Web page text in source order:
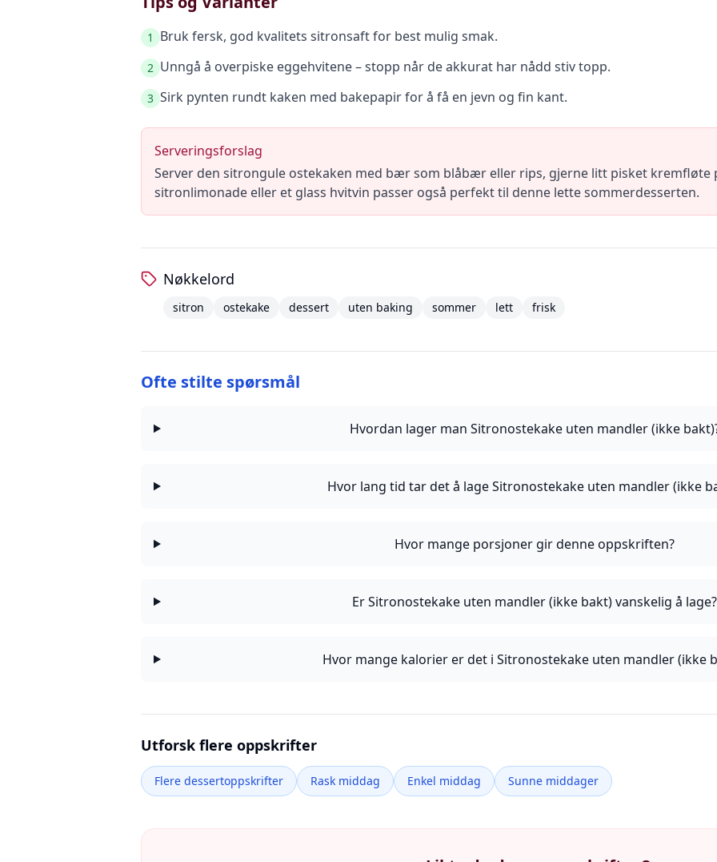
1 Bruk fersk, god kvalitets sitronsaft for best mulig smak.
2 Unngå å overpiske eggehvitene – stopp når de akkurat har nådd stiv topp.
3 Sirk pynten rundt kaken med bakepapir for å få en jevn og fin kant.
Serveringsforslag
Server den sitrongule ostekaken med bær som blåbær eller rips, gjerne litt pisket kremfløte
sitronlimonade eller et glass hvitvin passer også perfekt til denne lette sommerdesserten.
Nøkkelord
sitron ostekake dessert uten baking sommer lett frisk
Ofte stilte spørsmål
Hvordan lager man Sitronostekake uten mandler (ikke
Hvor lang tid tar det å lage Sitronostekake uten mandler (ikke
Hvor mange porsjoner gir denne oppskriften?
Er Sitronostekake uten mandler (ikke bakt) vanskelig å lage?
Hvor mange kalorier er det i Sitronostekake uten mandler (ikke
Utforsk flere oppskrifter
Flere dessertoppskrifter Rask middag Enkel middag Sunne middager